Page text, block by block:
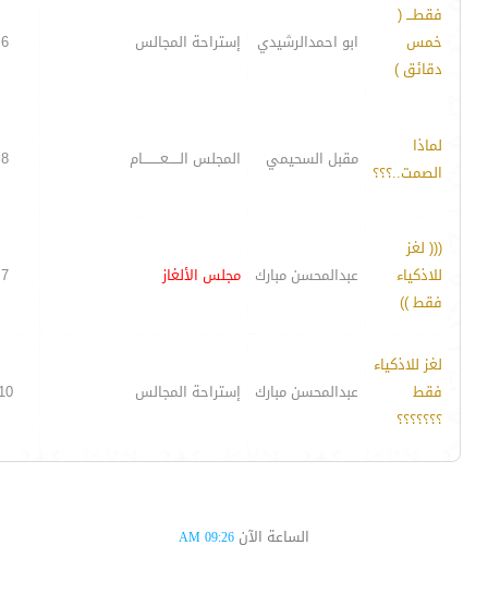
فقطـــ (
خمس
دقائق )
ابو احمدالرشيدي إستراحة المجالس 6
لماذا
الصمت..؟؟؟
مقبل السحيمي المجلس الـــــعــــــــام 8
((( لغز
للاذكياء
فقط ))
عبدالمحسن مبارك مجلس الألغاز 7
لغز للاذكياء
فقط
؟؟؟؟؟؟؟
عبدالمحسن مبارك إستراحة المجالس
الساعة الآن 09:26 AM